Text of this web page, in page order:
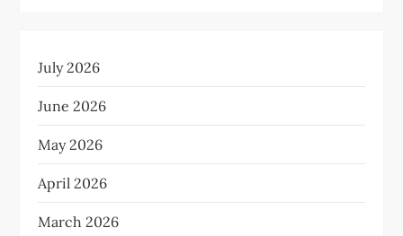
July 2026
June 2026
May 2026
April 2026
March 2026